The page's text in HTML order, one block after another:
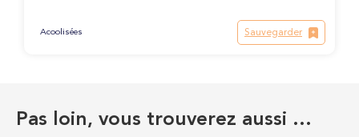
Acoolisées Sauvegarder
Pas loin, vous trouverez aussi …